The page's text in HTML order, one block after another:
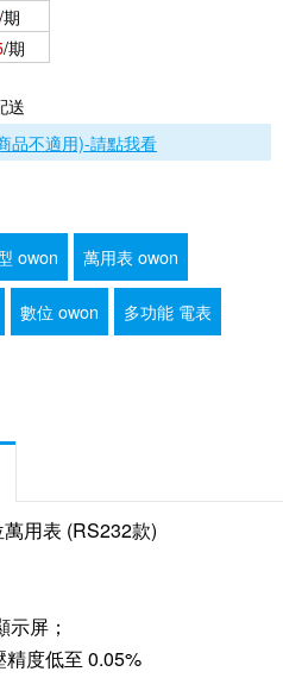
/期
/期
送
品不適用)-請點我看
owon 萬用表 owon
數位 owon 多功能 電表
用表 (RS232款)
屏；
精度低至 0.05%